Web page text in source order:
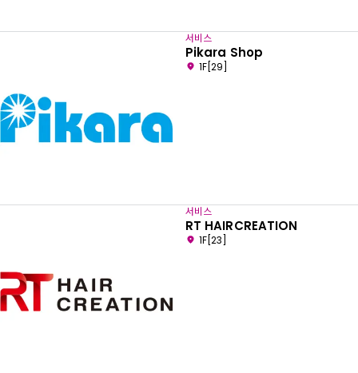
서비스
Pikara Shop
1F[29]
서비스
RT HAIRCREATION
1F[23]